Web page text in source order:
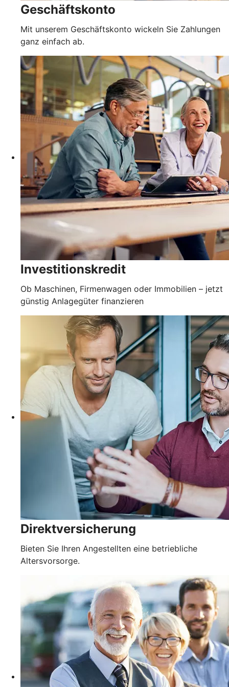
Geschäftskonto
Mit unserem Geschäftskonto wickeln Sie Zahlungen
ganz einfach ab.
Investitionskredit
Ob Maschinen, Firmenwagen oder Immobilien – jetzt
günstig Anlagegüter finanzieren
Direktversicherung
Bieten Sie Ihren Angestellten eine betriebliche
Altersvorsorge.